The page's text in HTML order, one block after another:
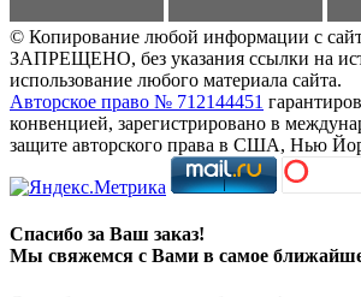
© Копирование любой информации с
ЗАПРЕЩЕНО, без указания ссылки на
использование любого материала сайта.
Авторское право № 712144451
конвенцией, зарегистрировано в
защите авторского права в США, Нью
Спасибо за Ваш заказ!
Мы свяжемся с Вами в самое